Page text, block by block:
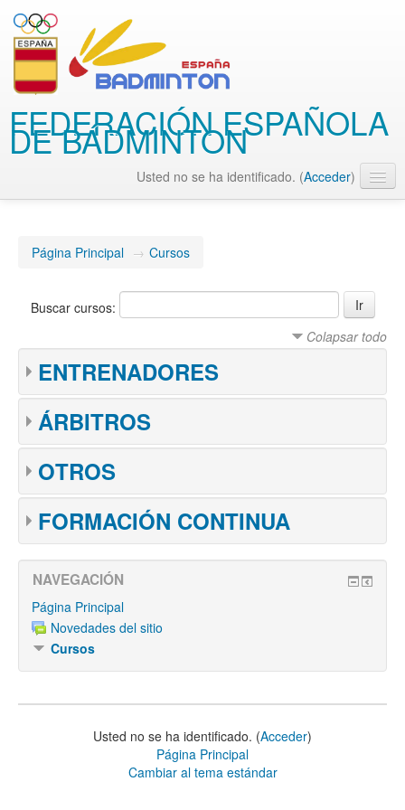
FEDERACIÓN ESPAÑOLA
DE BÁDMINTON
Usted no se ha identificado. (Acceder)
Página Principal → Cursos
Buscar cursos:
Colapsar todo
ENTRENADORES
ÁRBITROS
OTROS
FORMACIÓN CONTINUA
NAVEGACIÓN
Página Principal
Novedades del sitio
Cursos
Usted no se ha identificado. (Acceder)
Página Principal
Cambiar al tema estándar